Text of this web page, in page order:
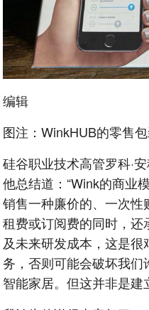
编辑
图注：WinkHUB的零售包
硅谷职业技术高管罗科·
他总结道：“Wink的商业
销售一种廉价的、一次性
租费或订阅费的同时，
及未来研发成本，这是
务，否则可能会破坏我
智能家居。但这并非是建